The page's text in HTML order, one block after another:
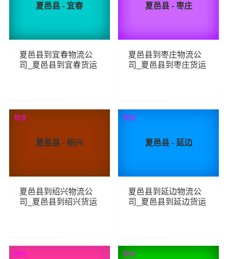
夏邑县 - 宜春
夏邑县到宜春物流公
司_夏邑县到宜春货运
100 查看详细
夏邑县 - 枣庄
夏邑县到枣庄物流公
司_夏邑县到枣庄货运
89 查看详细
夏邑县 - 绍兴
夏邑县到绍兴物流公
司_夏邑县到绍兴货运
70 查看详细
物流
夏邑县 - 延边
夏邑县到延边物流公
司_夏邑县到延边货运
79 查看详细
物流
物流 物流